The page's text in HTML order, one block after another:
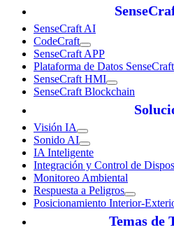
SenseCraft AI
CodeCraft
SenseCraft APP
Plataforma de Datos SenseCraft
SenseCraft HMI
SenseCraft Blockchain
Visión IA
Sonido AI
IA Inteligente
Integración y Control de
Monitoreo Ambiental
Respuesta a Peligros
Posicionamiento Interior-
Temas de